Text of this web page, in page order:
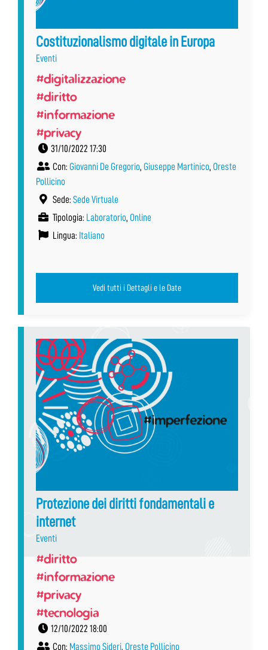
Costituzionalismo digitale in Europa
Eventi
#digitalizzazione
#diritto
#informazione
#privacy
31/10/2022 17:30
Con: Giovanni De Gregorio, Giuseppe Martinico, Oreste
Pollicino
Sede: Sede Virtuale
Tipologia: Laboratorio, Online
Lingua: Italiano
Vedi tutti i Dettagli e le Date
Protezione dei diritti fondamentali e
internet
Eventi
#diritto
#informazione
#privacy
#tecnologia
12/10/2022 18:00
Con: Massimo Sideri, Oreste Pollicino